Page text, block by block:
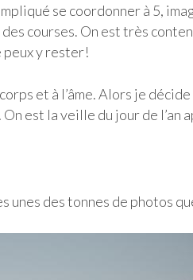
se coordonner à 5,
courses. On est très
peux y rester!
et à l’âme. Alors je
est la veille du jour de l’an
des tonnes de photos